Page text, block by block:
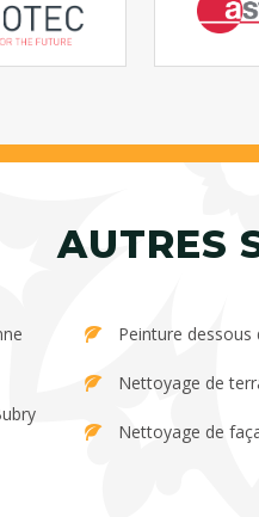
AUTRES
Peinture
Nettoyage de
Nettoyage de